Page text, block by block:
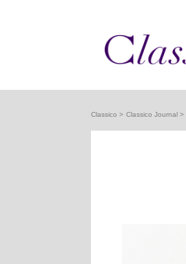
Classico Classico Journal